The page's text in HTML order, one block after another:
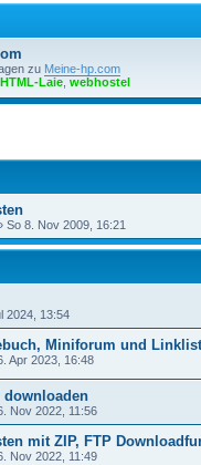
zu Meine-hp.com
HTML-Laie webhostel
So 8. Nov 2009, 16:21
2024, 13:54
Miniforum und
Apr 2023, 16:48
downloaden
Nov 2022, 11:56
mit ZIP, FTP
Nov 2022, 11:49